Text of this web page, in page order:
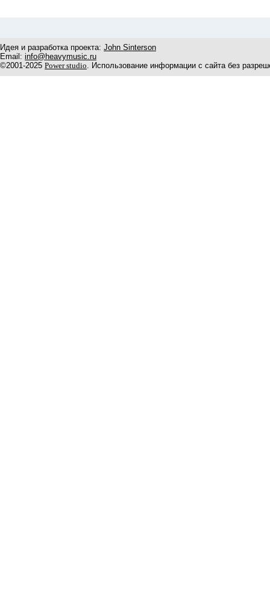
Идея и разработка проекта: John Sinterson
Email: info@heavymusic.ru
©2001-2025 Power studio. Использование информации с сайта без